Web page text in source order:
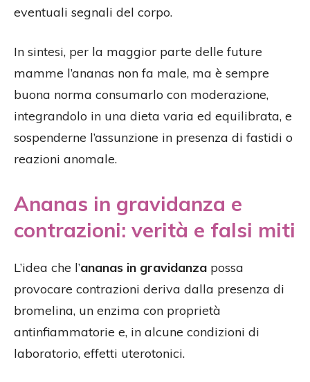
eventuali segnali del corpo.
In sintesi, per la maggior parte delle future
mamme l’ananas non fa male, ma è sempre
buona norma consumarlo con moderazione,
integrandolo in una dieta varia ed equilibrata, e
sospenderne l’assunzione in presenza di fastidi o
reazioni anomale.
Ananas in gravidanza e
contrazioni: verità e falsi miti
L’idea che l’ananas in gravidanza possa
provocare contrazioni deriva dalla presenza di
bromelina, un enzima con proprietà
antinfiammatorie e, in alcune condizioni di
laboratorio, effetti uterotonici.